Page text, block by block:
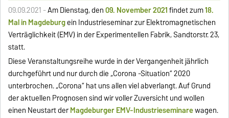
09.09.2021 -Am Dienstag, den09. November 2021findet zum18.
Mal in Magdeburgein Industrieseminar zur Elektromagnetischen
Verträglichkeit (EMV) in der Experimentellen Fabrik, Sandtorstr. 23,
statt.
Diese Veranstaltungsreihe wurde in der Vergangenheit jährlich
durchgeführt und nur durch die „Corona -Situation“ 2020
unterbrochen. „Corona“ hat uns allen viel abverlangt. Auf Grund
der aktuellen Prognosen sind wir voller Zuversicht und wollen
einen Neustart derMagdeburger EMV-Industrieseminarewagen.